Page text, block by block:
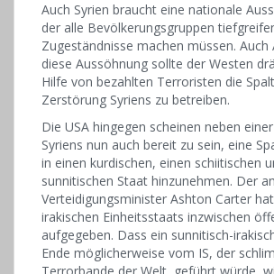
Auch Syrien braucht eine nationale
der alle Bevölkerungsgruppen
Zugeständnisse machen müssen. Auch
diese Aussöhnung sollte der Westen
Hilfe von bezahlten Terroristen die
Zerstörung Syriens zu betreiben.
Die USA hingegen scheinen neben
Syriens nun auch bereit zu sein, eine
in einen kurdischen, einen schiitischen
sunnitischen Staat hinzunehmen. Der
Verteidigungsminister Ashton Carter
irakischen Einheitsstaats inzwischen
aufgegeben. Dass ein sunnitisch-
Ende möglicherweise vom IS, der